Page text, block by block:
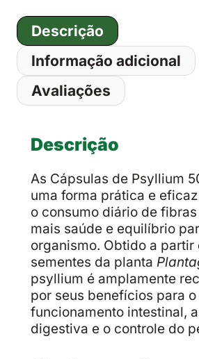
Descrição
Informação adicional
Avaliações
Descrição
As Cápsulas de Psyllium
uma forma prática e
o consumo diário de
mais saúde e equilíbrio
organismo. Obtido a partir
sementes da planta
psyllium é amplamente
por seus benefícios para o
funcionamento intestinal,
digestiva e o controle do